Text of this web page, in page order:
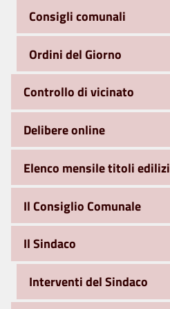
Consigli comunali
Ordini del Giorno
Controllo di vicinato
Delibere online
Elenco mensile titoli edilizi
Il Consiglio Comunale
Il Sindaco
Interventi del Sindaco